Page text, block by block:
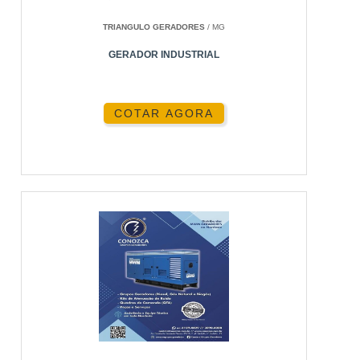
essencial. Em São Paulo, muitos eventos de grande
planejado.
SOBRE A ENERGIA24HORAS
A Energia24Horas é uma empresa líder no
fornecimento de soluções de energia confiáveis.
Com anos de experiência e uma equipe dedicada de
especialistas, somos a escolha preferida para
aluguel de geradores em São Paulo. Explore mais
TRIANGULO GERADORES / MG
GERADOR INDUSTRIAL
COTAR AGORA